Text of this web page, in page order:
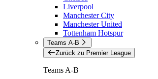
Liverpool
Manchester City
Manchester United
Tottenham Hotspur
Teams A-B
Zurück zu Premier League
Teams A-B